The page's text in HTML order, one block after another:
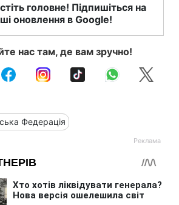
головне! Підпишіться на
оновлення в Google!
нас там, де вам зручно!
Федерація